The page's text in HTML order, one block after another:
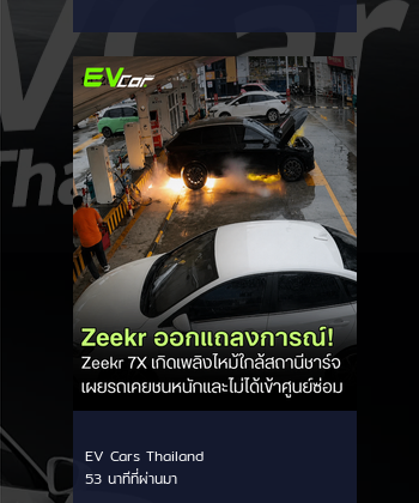
รูฟท็อป
ล้านบาท มุ่งเน้นไปที่การขับเคลื่อน
นโยบายเปลี่ยนผ่านพลังงานสะอาดระดับ
ประเทศ โดยตั้งเป้าผลักดันโครงการ
ใหญ่ 2 ด้านเพื่อลดภาระค่าครองชีพ
ยกระดับคุณภาพชีวิต และลดปัญหา
มลพิษ PM2.5 อย่างยั่งยืน คาดว่าจะ
สรุปรายละเอียดและเริ่มดำเนินการได้
ภายใน 1 เดือน โละรถเก่าถอนทะเบียน
แปลง fleet ขนส่งสาธารณะเป็น EV:
มอบหมายคณะกรรมการกลั่นกรอง
พิจารณานำกลุ่มรถตู้ แท็กซ
EV Cars Thailand
53 นาทีที่ผ่านมา